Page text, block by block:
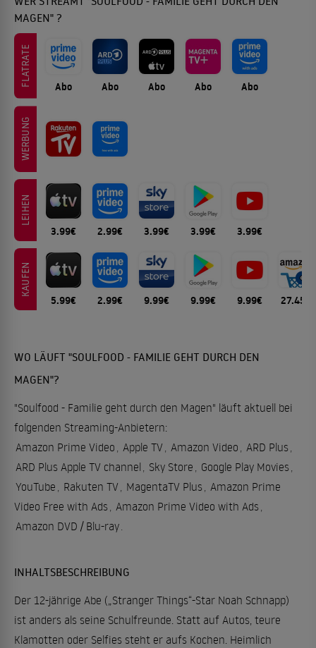
MAGEN" ?
FLATRATE Abo Abo Abo Abo Abo
WERBUNG
LEIHEN
3.99€ 2.99€ 3.99€ 3.99€ 3.99€
KAUFEN
5.99€ 2.99€ 9.99€ 9.99€ 9.99€ 27.45€
WO LÄUFT "SOULFOOD - FAMILIE GEHT DURCH DEN
MAGEN"?
"Soulfood - Familie geht durch den Magen" läuft aktuell bei
folgenden Streaming-Anbietern:
Amazon Prime Video , Apple TV, Amazon Video , ARD Plus,
ARD Plus Apple TV channel , Sky Store , Google Play Movies,
YouTube , Rakuten TV, MagentaTV Plus, Amazon Prime
Video Free with Ads, Amazon Prime Video with Ads,
Amazon DVD / Blu-ray.
INHALTSBESCHREIBUNG
Der 12-jährige Abe („Stranger Things“-Star Noah Schnapp)
ist anders als seine Schulfreunde. Statt auf Autos, teure
Klamotten oder Selfies steht er aufs Kochen. Heimlich